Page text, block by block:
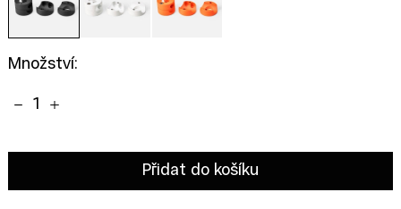
Množství:
Množství:
Přidat do košíku